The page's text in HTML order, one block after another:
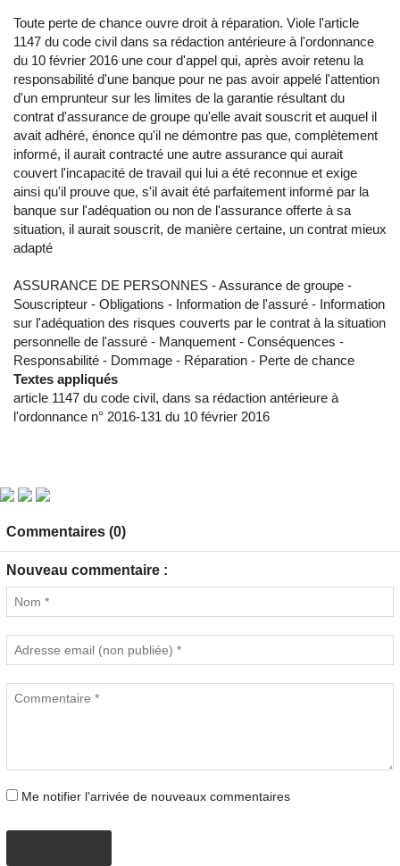
Toute perte de chance ouvre droit à réparation. Viole l'article
1147 du code civil dans sa rédaction antérieure à l'ordonnance
du 10 février 2016 une cour d'appel qui, après avoir retenu la
responsabilité d'une banque pour ne pas avoir appelé l'attention
d'un emprunteur sur les limites de la garantie résultant du
contrat d'assurance de groupe qu'elle avait souscrit et auquel il
avait adhéré, énonce qu'il ne démontre pas que, complètement
informé, il aurait contracté une autre assurance qui aurait
couvert l'incapacité de travail qui lui a été reconnue et exige
ainsi qu'il prouve que, s'il avait été parfaitement informé par la
banque sur l'adéquation ou non de l'assurance offerte à sa
situation, il aurait souscrit, de manière certaine, un contrat mieux
adapté
ASSURANCE DE PERSONNES - Assurance de groupe -
Souscripteur - Obligations - Information de l'assuré - Information
sur l'adéquation des risques couverts par le contrat à la situation
personnelle de l'assuré - Manquement - Conséquences -
Responsabilité - Dommage - Réparation - Perte de chance
Textes appliqués
article 1147 du code civil, dans sa rédaction antérieure à
l'ordonnance n° 2016-131 du 10 février 2016
Commentaires (0)
Nouveau commentaire :
Me notifier l'arrivée de nouveaux commentaires